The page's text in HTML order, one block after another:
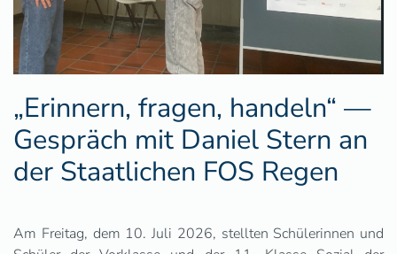
„Erinnern, fragen, handeln“ —
Gespräch mit Daniel Stern an
der Staatlichen FOS Regen
Am Freitag, dem 10. Juli 2026, stellten Schülerinnen und